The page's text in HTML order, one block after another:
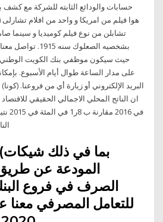
بشخصيه الصعلوك
حيث سيكون موظفي بنك الكويت الوطني
على مدار الساعة طوال أيام الأسبوع.
البريد الإلكتروني أو زيارة أي من فروعنا.
في
الصرف في فروع